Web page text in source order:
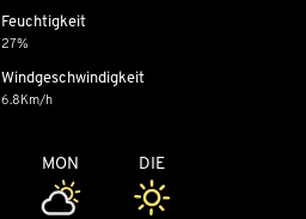
Feuchtigkeit
27%
Windgeschwindigkeit
6.8Km/h
MON DIE